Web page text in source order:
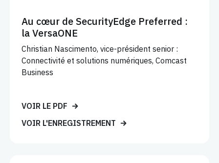
Au cœur de SecurityEdge Preferred :
la VersaONE
Christian Nascimento, vice-président senior :
Connectivité et solutions numériques, Comcast
Business
VOIR LE PDF
VOIR L'ENREGISTREMENT